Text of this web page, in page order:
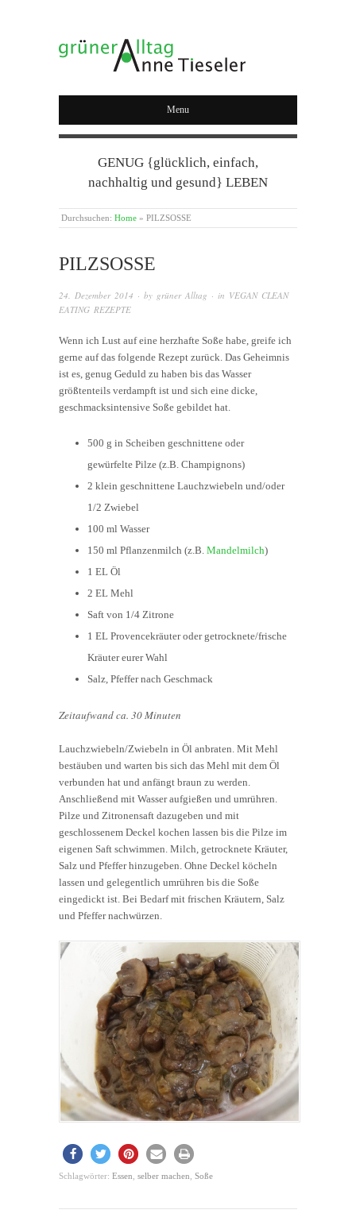
GRÜNER ALLTAG
Menu
GENUG {glücklich, einfach,
nachhaltig und gesund} LEBEN
Durchsuchen: Home » PILZSOSSE
PILZSOSSE
24. Dezember 2014 · by grüner Alltag · in VEGAN CLEAN
EATING REZEPTE
Wenn ich Lust auf eine herzhafte Soße habe, greife ich
gerne auf das folgende Rezept zurück. Das Geheimnis
ist es, genug Geduld zu haben bis das Wasser
größtenteils verdampft ist und sich eine dicke,
geschmacksintensive Soße gebildet hat.
500 g in Scheiben geschnittene oder
gewürfelte Pilze (z.B. Champignons)
2 klein geschnittene Lauchzwiebeln und/oder
1/2 Zwiebel
100 ml Wasser
150 ml Pflanzenmilch (z.B.Mandelmilch)
1 EL Öl
2 EL Mehl
Saft von 1/4 Zitrone
1 EL Provencekräuter oder getrocknete/frische
Kräuter eurer Wahl
Salz, Pfeffer nach Geschmack
Zeitaufwand ca. 30 Minuten
Lauchzwiebeln/Zwiebeln in Öl anbraten. Mit Mehl
bestäuben und warten bis sich das Mehl mit dem Öl
verbunden hat und anfängt braun zu werden.
Anschließend mit Wasser aufgießen und umrühren.
Pilze und Zitronensaft dazugeben und mit
geschlossenem Deckel kochen lassen bis die Pilze im
eigenen Saft schwimmen. Milch, getrocknete Kräuter,
Salz und Pfeffer hinzugeben. Ohne Deckel köcheln
lassen und gelegentlich umrühren bis die Soße
eingedickt ist. Bei Bedarf mit frischen Kräutern, Salz
und Pfeffer nachwürzen.
Schlagwörter: Essen selber machen Soße